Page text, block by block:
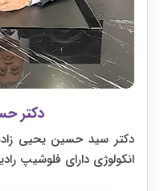
دکتر
دکتر سید حسین یحیی
انکولوژی دارای فلوشیپ